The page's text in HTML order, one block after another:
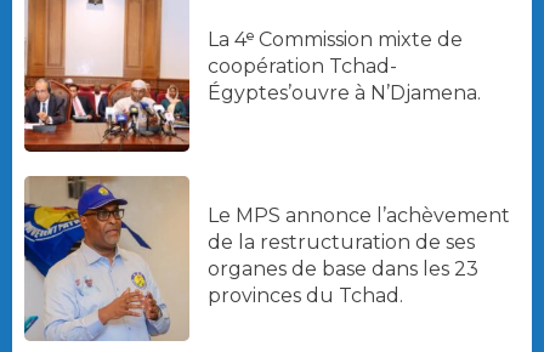
La 4ᵉ Commission mixte de
coopération Tchad-
Égyptes’ouvre à N’Djamena.
Le MPS annonce l’achèvement
de la restructuration de ses
organes de base dans les 23
provinces du Tchad.